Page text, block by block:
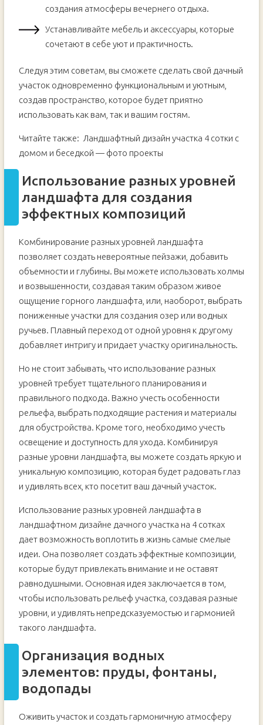
создания атмосферы вечернего отдыха.
Устанавливайте мебель и аксессуары, которые
сочетают в себе уют и практичность.
Следуя этим советам, вы сможете сделать свой дачный
участок одновременно функциональным и уютным,
создав пространство, которое будет приятно
использовать как вам, так и вашим гостям.
Читайте также: Ландшафтный дизайн участка 4 сотки с
домом и беседкой — фото проекты
Использование разных уровней
ландшафта для создания
эффектных композиций
Комбинирование разных уровней ландшафта
позволяет создать невероятные пейзажи, добавить
объемности и глубины. Вы можете использовать холмы
и возвышенности, создавая таким образом живое
ощущение горного ландшафта, или, наоборот, выбрать
пониженные участки для создания озер или водных
ручьев. Плавный переход от одной уровня к другому
добавляет интригу и придает участку оригинальность.
Но не стоит забывать, что использование разных
уровней требует тщательного планирования и
правильного подхода. Важно учесть особенности
рельефа, выбрать подходящие растения и материалы
для обустройства. Кроме того, необходимо учесть
освещение и доступность для ухода. Комбинируя
разные уровни ландшафта, вы можете создать яркую и
уникальную композицию, которая будет радовать глаз
и удивлять всех, кто посетит ваш дачный участок.
Использование разных уровней ландшафта в
ландшафтном дизайне дачного участка на 4 сотках
дает возможность воплотить в жизнь самые смелые
идеи. Она позволяет создать эффектные композиции,
которые будут привлекать внимание и не оставят
равнодушными. Основная идея заключается в том,
чтобы использовать рельеф участка, создавая разные
уровни, и удивлять непредсказуемостью и гармонией
такого ландшафта.
Организация водных
элементов: пруды, фонтаны,
водопады
Оживить участок и создать гармоничную атмосферу